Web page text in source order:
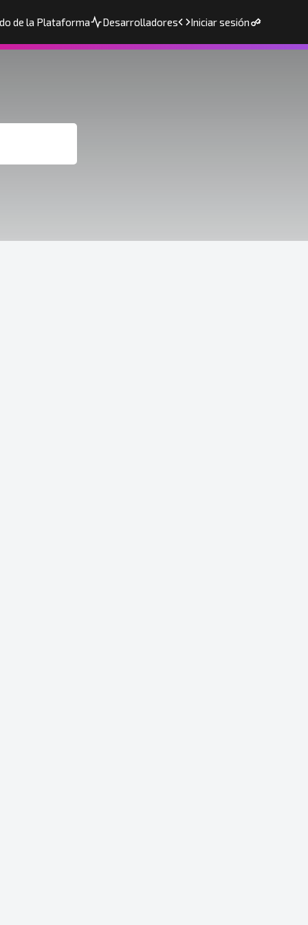
de la Plataforma Desarrolladores Iniciar sesión